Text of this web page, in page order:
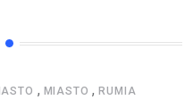
, MIASTO ,RUMIA